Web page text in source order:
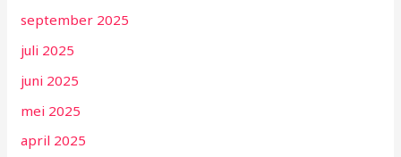
september 2025
juli 2025
juni 2025
mei 2025
april 2025